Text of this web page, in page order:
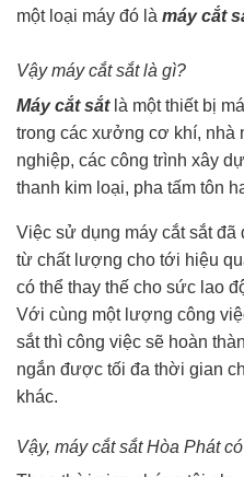
một loại máy đó là máy cắt
Vậy máy cắt sắt là gì?
Máy cắt sắt là một thiết bị
trong các xưởng cơ khí, nhà
nghiệp, các công trình xây
thanh kim loại, pha tấm tôn
Việc sử dụng máy cắt sắt
từ chất lượng cho tới hiệu
có thể thay thế cho sức lao
Với cùng một lượng công
sắt thì công việc sẽ hoàn
ngắn được tối đa thời gian
khác.
Vậy, máy cắt sắt Hòa Phát